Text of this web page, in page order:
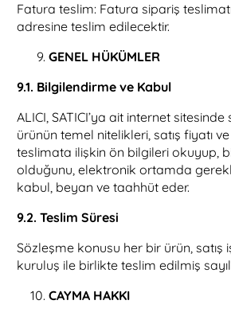
Fatura teslim: Fatura sipariş
adresine teslim edilecektir.
GENEL HÜKÜMLER
9.1. Bilgilendirme ve Kabul
ALICI, SATICI’ya ait internet
ürünün temel nitelikleri, satış fiyatı
teslimata ilişkin ön bilgileri okuyup,
olduğunu, elektronik ortamda
kabul, beyan ve taahhüt eder.
9.2. Teslim Süresi
Sözleşme konusu her bir ürün, satış
kuruluş ile birlikte teslim edilmiş
CAYMA HAKKI